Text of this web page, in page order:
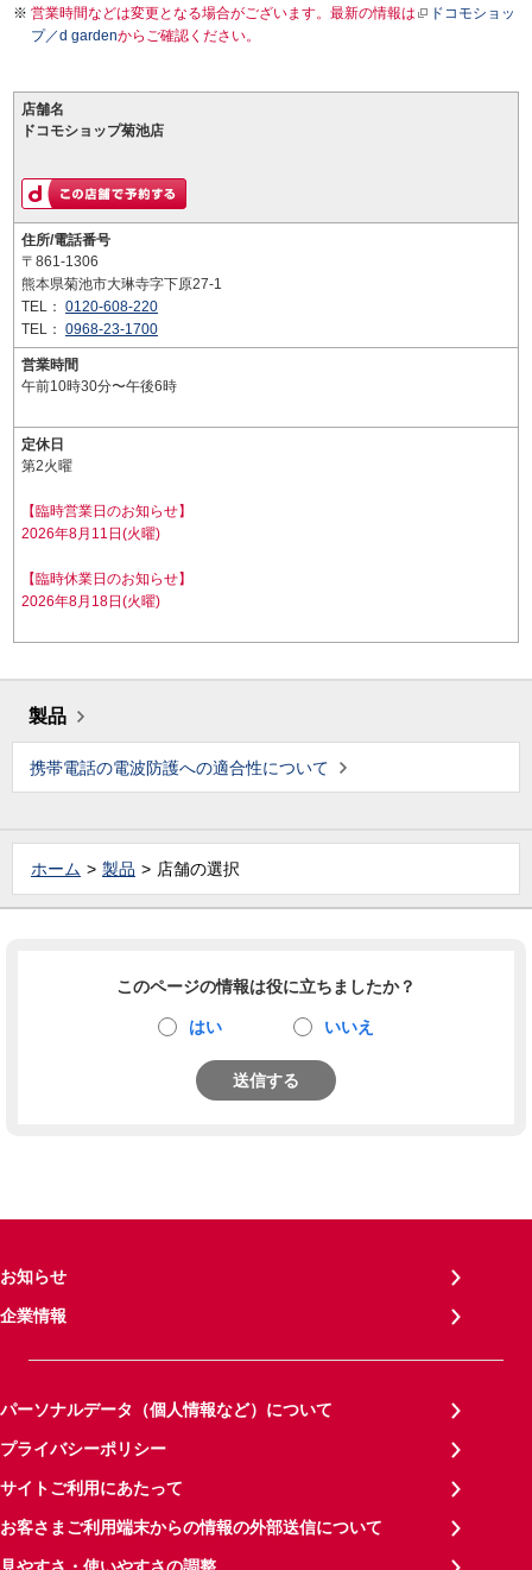
営業時間などは変更となる場合がございます。最新の情報は
ドコモショッ
プ／d gardenからご確認ください。
店舗名
ドコモショップ菊池店
住所/電話番号
〒861-1306
熊本県菊池市大琳寺字下原27-1
TEL： 0120-608-220
TEL： 0968-23-1700
営業時間
午前10時30分〜午後6時
定休日
第2火曜
【臨時営業日のお知らせ】
2026年8月11日(火曜)
【臨時休業日のお知らせ】
2026年8月18日(火曜)
製品
携帯電話の電波防護への適合性について
ホーム 製品 店舗の選択
このページの情報は役に立ちましたか？
はい いいえ
送信する
お知らせ
企業情報
パーソナルデータ（個人情報など）について
プライバシーポリシー
サイトご利用にあたって
お客さまご利用端末からの情報の外部送信について